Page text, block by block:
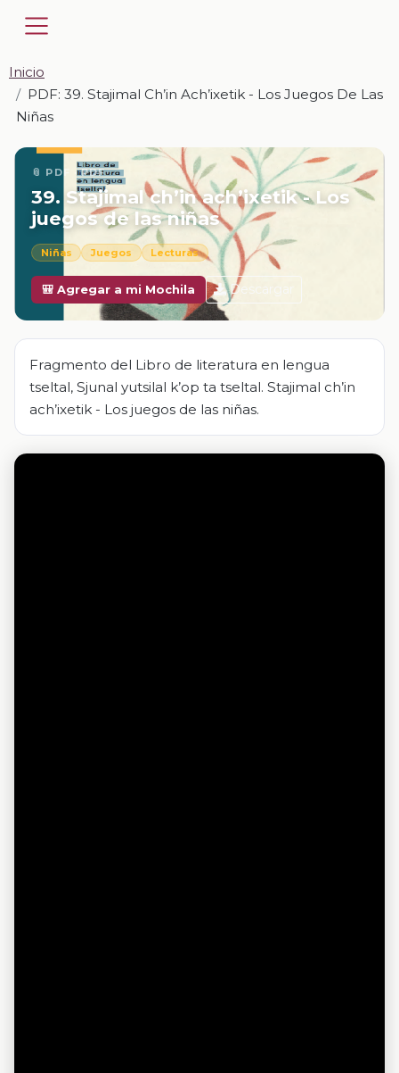
Inicio
PDF: 39. Stajimal Ch’in Ach’ixetik - Los Juegos De Las
Niñas
📎 PDF · PDF
39. Stajimal ch’in ach’ixetik - Los
juegos de las niñas
Niñas Juegos Lecturas
🎒 Agregar a mi Mochila Descargar
Fragmento del Libro de literatura en lengua
tseltal, Sjunal yutsilal k’op ta tseltal. Stajimal ch’in
ach’ixetik - Los juegos de las niñas.